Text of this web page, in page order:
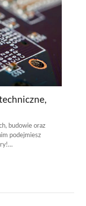
budowie oraz
podejmiesz